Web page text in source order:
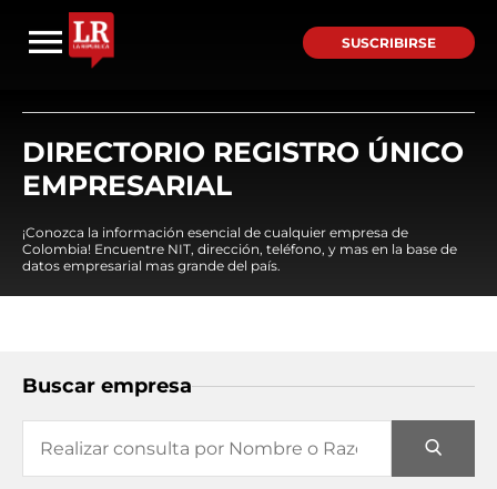
SUSCRIBIRSE
DIRECTORIO REGISTRO ÚNICO
EMPRESARIAL
¡Conozca la información esencial de cualquier empresa de
Colombia! Encuentre NIT, dirección, teléfono, y mas en la base de
datos empresarial mas grande del país.
Buscar empresa